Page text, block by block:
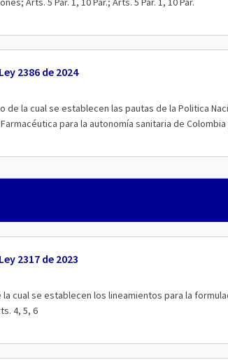
Ley 2386 de 2024
de la cual se establecen las pautas de la Politica
para la autonomía sanitaria de
Ley 2317 de 2023
la cual se establecen los lineamientos para la
4, 5, 6